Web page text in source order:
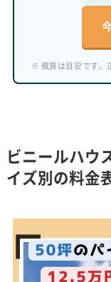
※ 概算は目安です。
ビニールハウ
イズ別の料金